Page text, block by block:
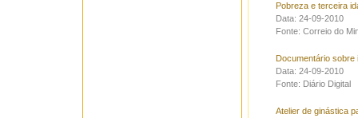
Pobreza e terceira
Data: 24-09-2010
Fonte: Correio do
Documentário sobre
Data: 24-09-2010
Fonte: Diário Digital
Atelier de ginástica